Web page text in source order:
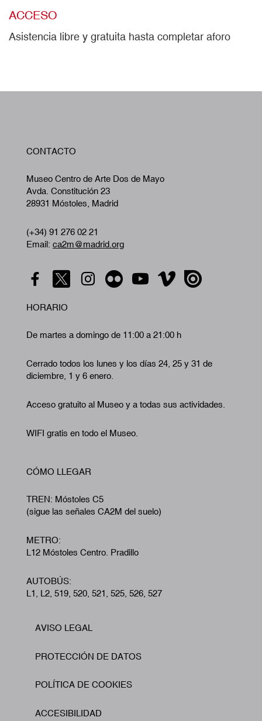
ACCESO
Asistencia libre y gratuita hasta completar aforo
CONTACTO
Museo Centro de Arte Dos de Mayo
Avda. Constitución 23
28931 Móstoles, Madrid
(+34) 91 276 02 21
Email: ca2m@madrid.org
HORARIO
De martes a domingo de 11:00 a 21:00 h
Cerrado todos los lunes y los días 24, 25 y 31 de
diciembre, 1 y 6 enero.
Acceso gratuito al Museo y a todas sus actividades.
WIFI gratis en todo el Museo.
CÓMO LLEGAR
TREN: Móstoles C5
(sigue las señales CA2M del suelo)
METRO:
L12 Móstoles Centro. Pradillo
AUTOBÚS:
L1, L2, 519, 520, 521, 525, 526, 527
Footer
AVISO LEGAL
PROTECCIÓN DE DATOS
POLÍTICA DE COOKIES
ACCESIBILIDAD